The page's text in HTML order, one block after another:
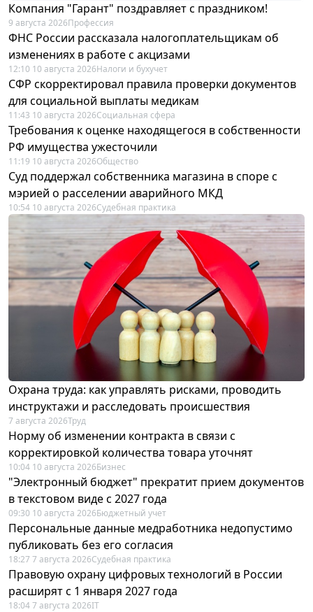
Компания "Гарант" поздравляет с праздником!
9 августа 2026Профессия
ФНС России рассказала налогоплательщикам об
изменениях в работе с акцизами
12:10 10 августа 2026Налоги и бухучет
СФР скорректировал правила проверки документов
для социальной выплаты медикам
11:43 10 августа 2026Социальная сфера
Требования к оценке находящегося в собственности
РФ имущества ужесточили
11:19 10 августа 2026Общество
Суд поддержал собственника магазина в споре с
мэрией о расселении аварийного МКД
10:54 10 августа 2026Судебная практика
Охрана труда: как управлять рисками, проводить
инструктажи и расследовать происшествия
7 августа 2026Труд
Норму об изменении контракта в связи с
корректировкой количества товара уточнят
10:04 10 августа 2026Бизнес
"Электронный бюджет" прекратит прием документов
в текстовом виде с 2027 года
09:30 10 августа 2026Бюджетный учет
Персональные данные медработника недопустимо
публиковать без его согласия
18:27 7 августа 2026Судебная практика
Правовую охрану цифровых технологий в России
расширят с 1 января 2027 года
18:04 7 августа 2026IT